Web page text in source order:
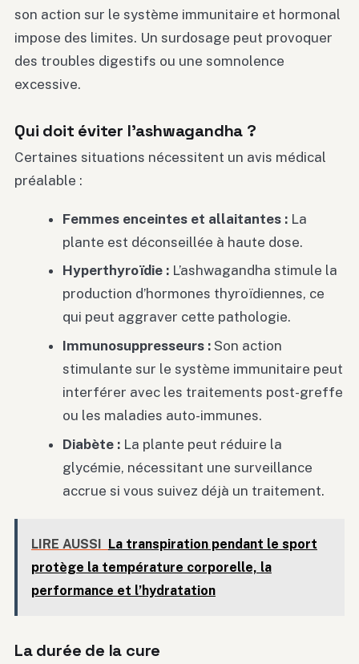
son action sur le système immunitaire et hormonal
impose des limites. Un surdosage peut provoquer
des troubles digestifs ou une somnolence
excessive.
Qui doit éviter l’ashwagandha ?
Certaines situations nécessitent un avis médical
préalable :
Femmes enceintes et allaitantes : La
plante est déconseillée à haute dose.
Hyperthyroïdie : L’ashwagandha stimule la
production d’hormones thyroïdiennes, ce
qui peut aggraver cette pathologie.
Immunosuppresseurs : Son action
stimulante sur le système immunitaire peut
interférer avec les traitements post-greffe
ou les maladies auto-immunes.
Diabète : La plante peut réduire la
glycémie, nécessitant une surveillance
accrue si vous suivez déjà un traitement.
LIRE AUSSI
La transpiration pendant le sport
protège la température corporelle, la
performance et l’hydratation
La durée de la cure